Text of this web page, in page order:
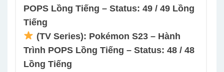
POPS Lồng Tiếng – Status: 49 / 49 Lồng
Tiếng
(TV Series): Pokémon S23 – Hành
Trình POPS Lồng Tiếng – Status: 48 / 48
Lồng Tiếng